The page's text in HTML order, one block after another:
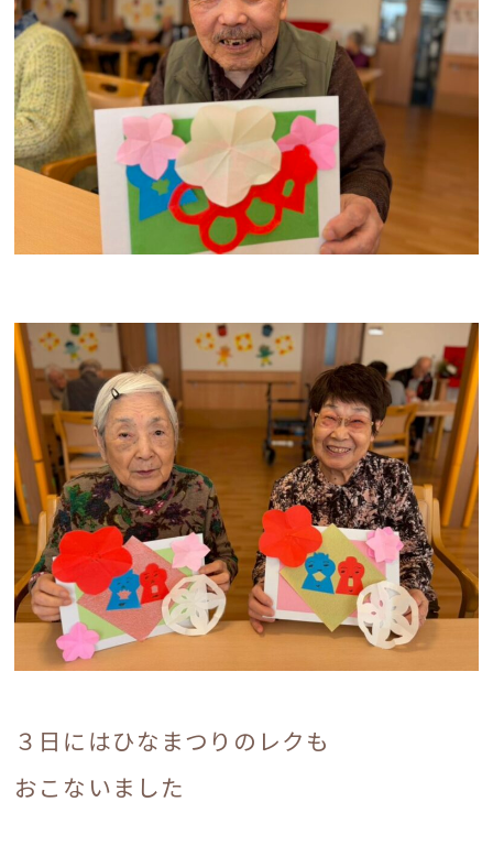
３日にはひなまつりのレクも
おこないました